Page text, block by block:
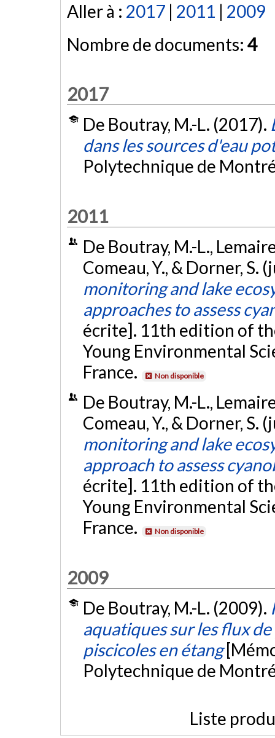
Aller à : 2017 | 2011 | 2009
Nombre de documents: 4
2017
De Boutray, M.-L. (2017).
dans les sources d'eau
Polytechnique de
2011
De Boutray, M.-L.,
Comeau, Y., & Dorner, S.
monitoring and lake
approaches to assess
écrite]. 11th edition of
Young Environmental
France.
Non disponible
De Boutray, M.-L.,
Comeau, Y., & Dorner, S.
monitoring and lake
approach to assess
écrite]. 11th edition of
Young Environmental
France.
Non disponible
2009
De Boutray, M.-L. (2009).
aquatiques sur les flux
piscicoles en étang
Polytechnique de
Liste